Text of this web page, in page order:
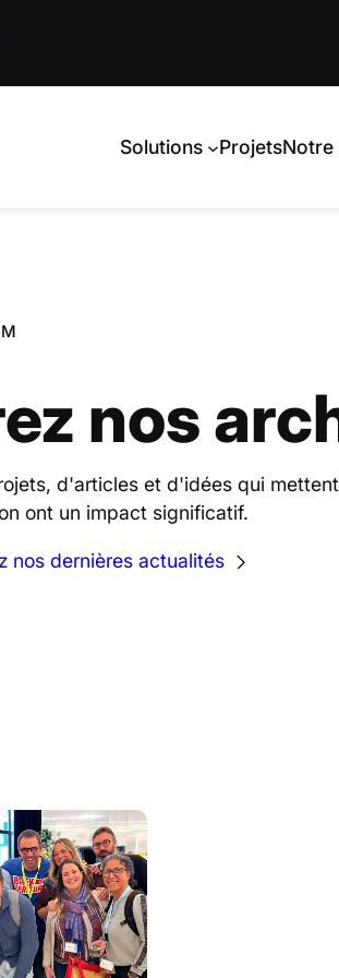
Solutions ProjetsNotre
nos
d'articles et d'idées qui
ont un impact significatif.
nos dernières actualités